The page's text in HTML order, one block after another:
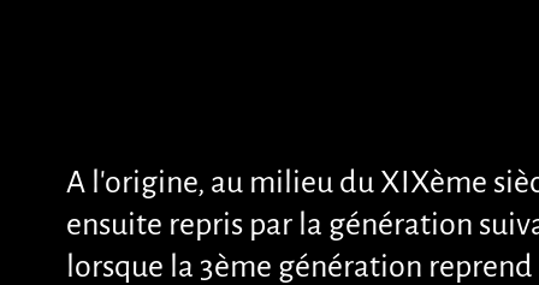
A l'origine, au milieu du XIXème
ensuite repris par la génération
lorsque la 3ème génération